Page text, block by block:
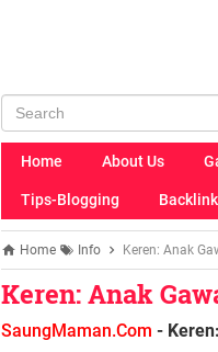
Home About Us
Tips-Blogging
Home Info Keren: Anak
Keren: Anak
SaungMaman.Com -